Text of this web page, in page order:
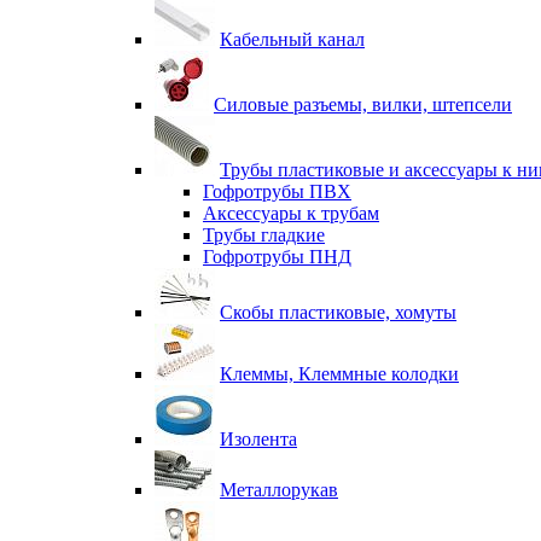
Кабельный канал
Силовые разъемы, вилки, штепсели
Трубы пластиковые и аксессуары к
Гофротрубы ПВХ
Аксессуары к трубам
Трубы гладкие
Гофротрубы ПНД
Скобы пластиковые, хомуты
Клеммы, Клеммные колодки
Изолента
Металлорукав